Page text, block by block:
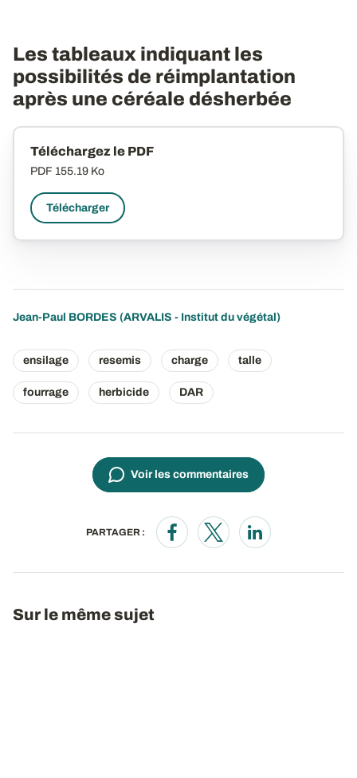
Les tableaux indiquant les
possibilités de réimplantation
après une céréale désherbée
Téléchargez le PDF
PDF 155.19 Ko
Télécharger
Jean-Paul BORDES (ARVALIS - Institut du végétal)
ensilage resemis charge talle
fourrage herbicide DAR
Voir les commentaires
PARTAGER :
Opens in a new window
Opens in a new window
Opens in a new
Sur le même sujet